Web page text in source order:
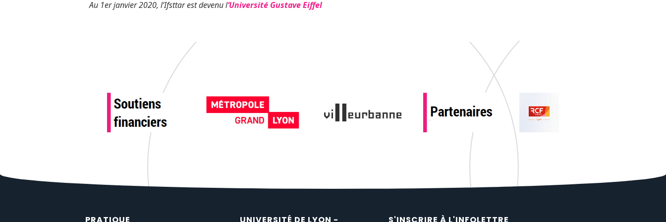
Au 1er janvier 2020, l’Ifsttar est devenu l‘Université Gustave Eiffel